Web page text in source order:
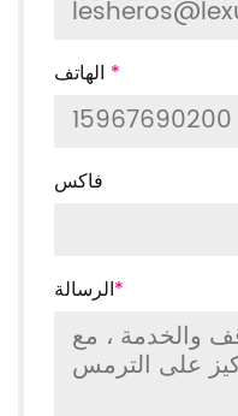
*
فاكس
الرسالة*